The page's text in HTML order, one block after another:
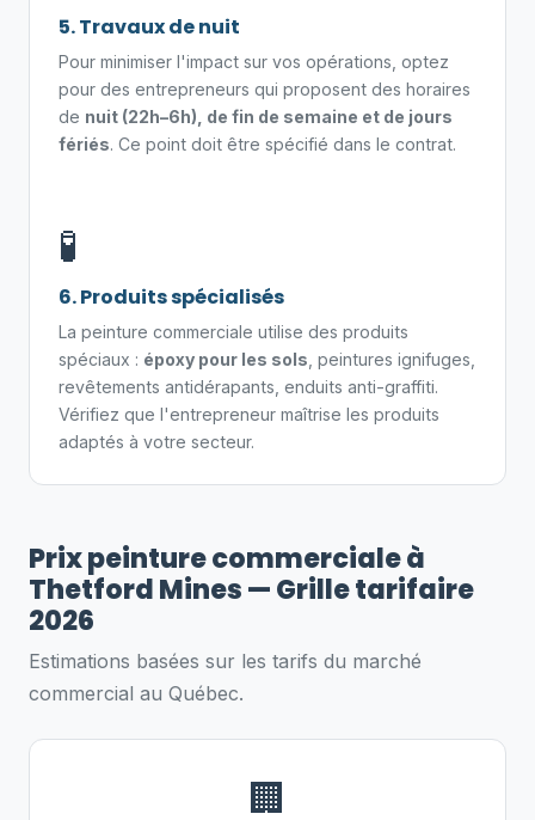
5. Travaux de nuit
Pour minimiser l'impact sur vos opérations, optez
pour des entrepreneurs qui proposent des horaires
de nuit (22h–6h), de fin de semaine et de jours
fériés. Ce point doit être spécifié dans le contrat.
🧪
6. Produits spécialisés
La peinture commerciale utilise des produits
spéciaux : époxy pour les sols , peintures ignifuges,
revêtements antidérapants, enduits anti-graffiti.
Vérifiez que l'entrepreneur maîtrise les produits
adaptés à votre secteur.
Prix peinture commerciale à
Thetford Mines — Grille tarifaire
2026
Estimations basées sur les tarifs du marché
commercial au Québec.
🏢